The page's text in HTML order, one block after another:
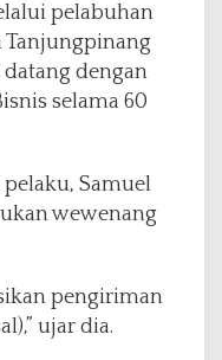
pelabuhan
Tanjungpinang
datang dengan
selama 60
Samuel
wewenang
pengiriman
ujar dia.